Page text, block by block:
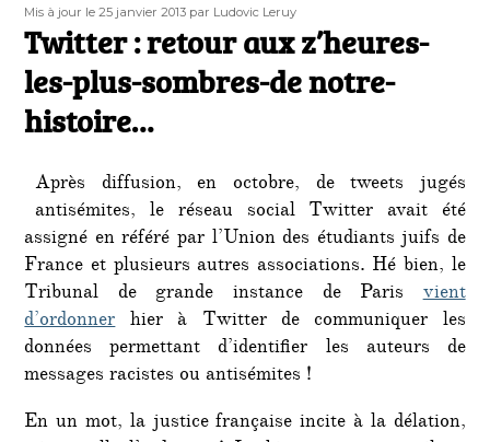
Publié
le
Mis à jour le 25 janvier 2013 Auteur
par Ludovic Leruy
Twitter : retour aux z’heures-
les-plus-sombres-de notre-
histoire…
Après diffusion, en octobre, de tweets jugés
antisémites, le réseau social Twitter avait été
assigné en référé par l’Union des étudiants juifs de
France et plusieurs autres associations. Hé bien, le
Tribunal de grande instance de Parisvient
d’ordonnerhier à Twitter de communiquer les
données permettant d’identifier les auteurs de
messages racistes ou antisémites !
En un mot, la justice française incite à la délation,